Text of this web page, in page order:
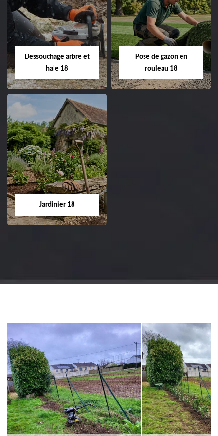
Taille de haie 18
Entreprise taille de haie
18 Cher tel:
02.52.56.49.40
Tonte et réfection
de pelouse 18
Entreprise tonte et
Cher tel: 02.52.56.49.40
Dessouchage arbre et
haie 18
Dessouchage arbre
et haie 18
Entreprise dessouchage
arbre et haie 18 Cher
Pose de gazon en
rouleau 18
Jardinier 18